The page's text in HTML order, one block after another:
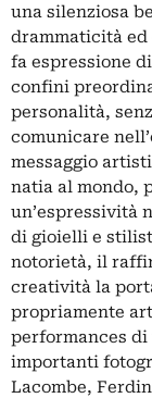
una silenziosa
drammaticità ed
fa espressione
confini
personalità,
comunicare
messaggio
natia al mondo,
un’espressività
di gioielli e
notorietà, il
creatività la
propriamente
performances
importanti
Lacombe,